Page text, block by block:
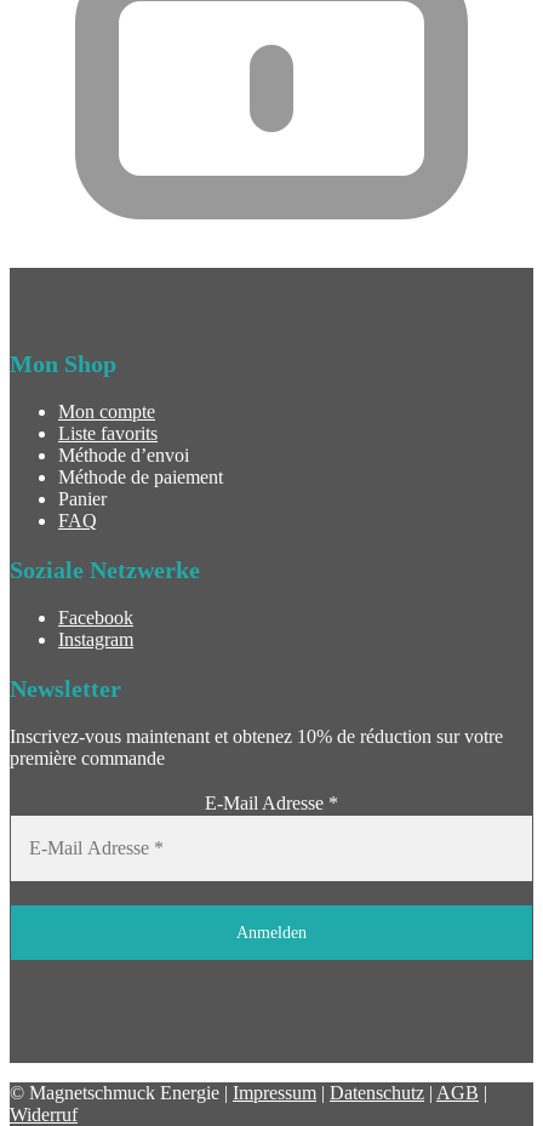
Mon Shop
Mon compte
Liste favorits
Méthode d’envoi
Méthode de paiement
Panier
FAQ
Soziale Netzwerke
Facebook
Instagram
Newsletter
Inscrivez-vous maintenant et obtenez 10% de réduction sur votre
première commande
E-Mail Adresse *
© Magnetschmuck Energie | Impressum | Datenschutz | AGB |
Widerruf